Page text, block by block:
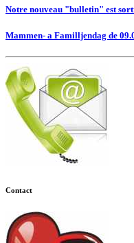
Notre nouveau "bulletin" est
Mammen- a Familljendag de
Contact